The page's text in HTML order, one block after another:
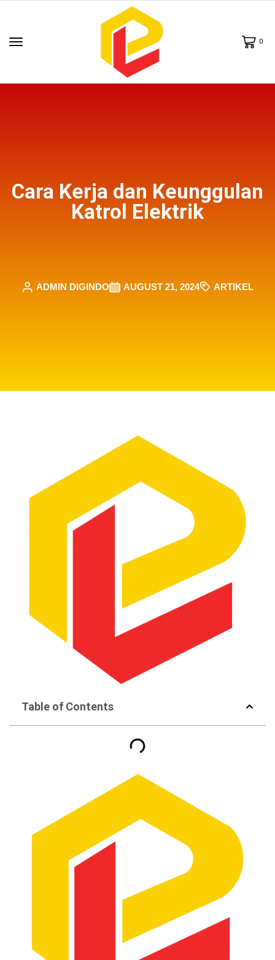
0
Cara Kerja dan Keunggulan
Katrol Elektrik
ADMIN DIGINDO AUGUST 21, 2024 ARTIKEL
Table of Contents